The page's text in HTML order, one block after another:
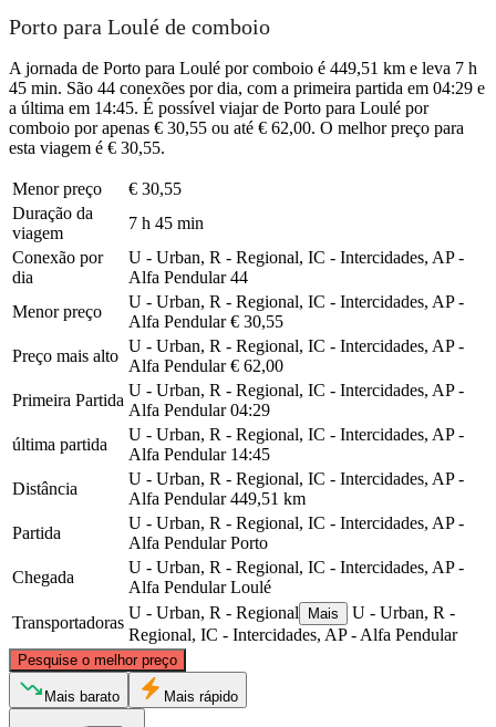
Porto para Loulé de comboio
A jornada de Porto para Loulé por comboio é 449,51 km e leva 7 h
45 min. São 44 conexões por dia, com a primeira partida em 04:29 e
a última em 14:45. É possível viajar de Porto para Loulé por
comboio por apenas € 30,55 ou até € 62,00. O melhor preço para
esta viagem é € 30,55.
Menor preço
€ 30,55
Duração da
viagem
7 h 45 min
Conexão por
dia
U - Urban, R - Regional, IC - Intercidades, AP -
Alfa Pendular 44
Menor preço
U - Urban, R - Regional, IC - Intercidades, AP -
Alfa Pendular € 30,55
Preço mais alto
U - Urban, R - Regional, IC - Intercidades, AP -
Alfa Pendular € 62,00
Primeira Partida
U - Urban, R - Regional, IC - Intercidades, AP -
Alfa Pendular 04:29
última partida
U - Urban, R - Regional, IC - Intercidades, AP -
Alfa Pendular 14:45
Distância
U - Urban, R - Regional, IC - Intercidades, AP -
Alfa Pendular 449,51 km
Partida
U - Urban, R - Regional, IC - Intercidades, AP -
Alfa Pendular Porto
Chegada
U - Urban, R - Regional, IC - Intercidades, AP -
Alfa Pendular Loulé
Transportadoras
U - Urban, R - Regional Mais
U - Urban, R -
Regional, IC - Intercidades, AP - Alfa Pendular
Pesquise o melhor preço
Porto
©CARTO, © OpenStreetMapcontributors
Mais barato Mais rápido